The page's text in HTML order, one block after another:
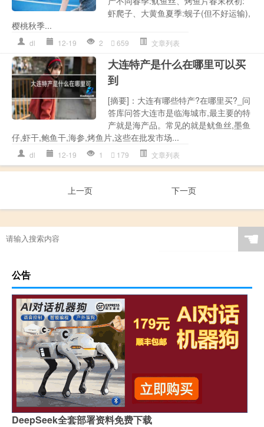
虾爬子、大黄鱼夏季:蚬子(但不好运输),
樱桃秋季...
dl 12-19 2 659 文章列表
大连特产是什么在哪里可以买
到
[摘要]：大连有哪些特产?在哪里买?_问
答库问答大连市是临海城市,最主要的特
产就是海产品。常见的就是鱿鱼丝,墨鱼
仔,虾干,鲍鱼干,海参,烤鱼片,这些在批发市场...
dl 12-19 1 179 文章列表
上一页 下一页
☚
公告
DeepSeek全套部署资料免费下载